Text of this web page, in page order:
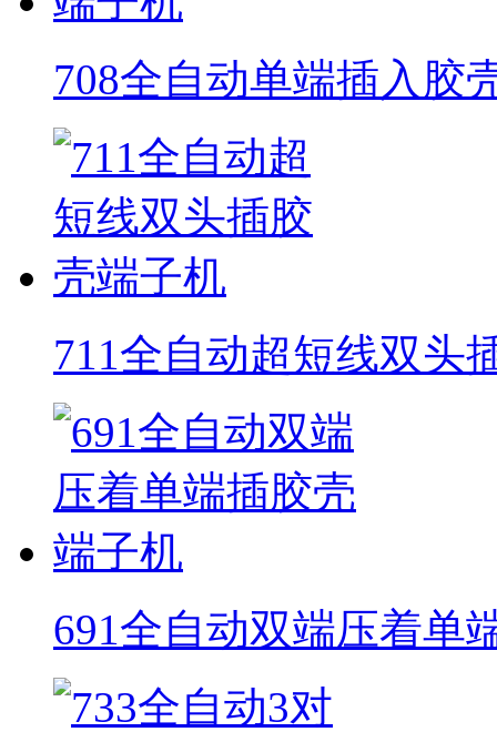
708全自动单端插入胶
711全自动超短线双头
691全自动双端压着单